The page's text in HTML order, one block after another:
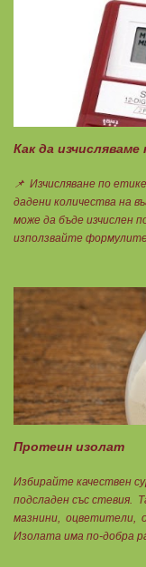
Как да
📌 Изчисляване по
дадени количества на
може да бъде изчислен
използвайте формулите
въглехидрати в 100 г =
Мазнини: 150 :
1 блок.
Протеин изолат
Избирайте качествен
подсладен със стевия.
мазнини, оцветители,
Изолата има по-добра